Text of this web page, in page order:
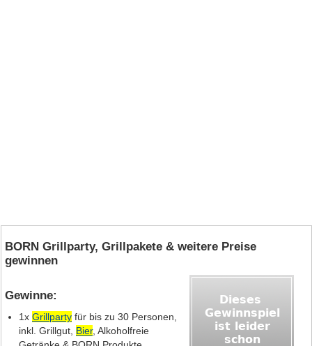
BORN Grillparty, Grillpakete & weitere Preise
gewinnen
Gewinne:
1x Grillparty für bis zu 30 Personen,
inkl. Grillgut, Bier, Alkoholfreie